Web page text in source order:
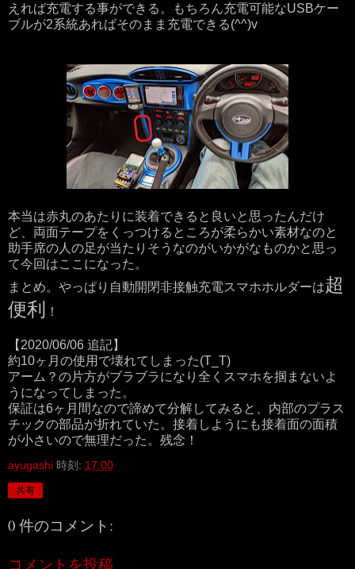
えれば充電する事ができる。もちろん充電可能なUSBケー
ブルが2系統あればそのまま充電できる(^^)v
本当は赤丸のあたりに装着できると良いと思ったんだけ
ど、両面テープをくっつけるところが柔らかい素材なのと
助手席の人の足が当たりそうなのがいかがなものかと思っ
て今回はここになった。
まとめ。やっぱり自動開閉非接触充電スマホホルダーは超
便利
！
【2020/06/06 追記】
約10ヶ月の使用で壊れてしまった(T_T)
アーム？の片方がブラブラになり全くスマホを掴まないよ
うになってしまった。
保証は6ヶ月間なので諦めて分解してみると、内部のプラス
チックの部品が折れていた。接着しようにも接着面の面積
が小さいので無理だった。残念！
ayugashi 時刻: 17:00
共有
0 件のコメント:
コメントを投稿